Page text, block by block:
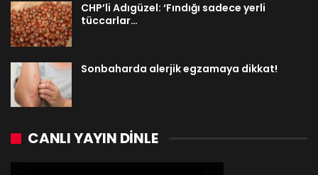
CHP’li Adıgüzel: ‘Fındığı sadece yerli
tüccarlar…
Sonbaharda alerjik egzamaya dikkat!
CANLI YAYIN DINLE